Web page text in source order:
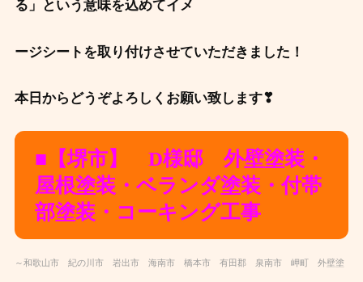
る」という意味を込めてイメ
ージシートを取り付けさせていただきました！
本日からどうぞよろしくお願い致します❣
■【堺市】 D様邸 外壁塗装・
屋根塗装・ベランダ塗装・付帯
部塗装・コーキング工事
～和歌山市 紀の川市 岩出市 海南市 橋本市 有田郡 泉南市 岬町 外壁塗